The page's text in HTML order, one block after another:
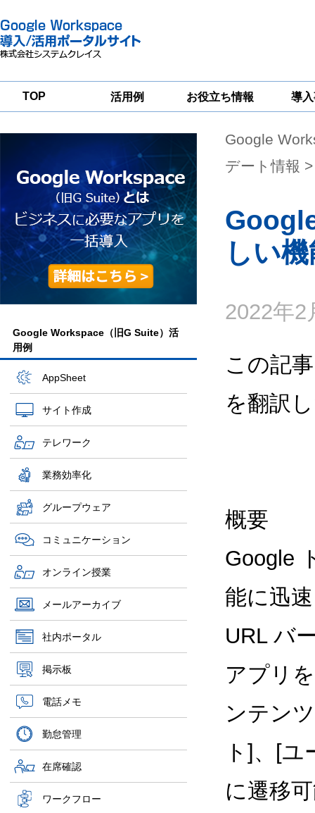
TOP 活用例 お役立ち情報
一
導
グループウェア
移行支援
Google
Workspace
セキュリティ
対策サービス
Google Workspace（旧G Suite）活
用例
AppSheet
サイト作成
テレワーク
業務効率化
グループウェア
コミュニケーション
オンライン授業
メールアーカイブ
社内ポータル
掲示板
電話メモ
勤怠管理
在席確認
ワークフロー
Google
デート情報
しい
2022年2
この記
を翻訳
概要
Google
能に迅
URL バ
アプリ
ンテン
ト]、[
に遷移